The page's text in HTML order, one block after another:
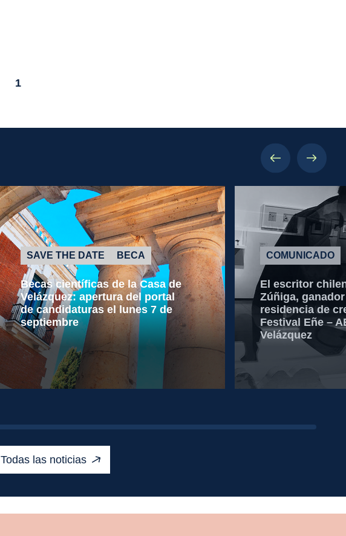
1
SAVE THE DATE BECA
Becas científicas de la Casa de
Velázquez: apertura del portal
de candidaturas el lunes 7 de
septiembre
COMUNICADO
El escritor
Zúñiga,
residencia de
Festival Eñe –
Velázquez
Todas las noticias